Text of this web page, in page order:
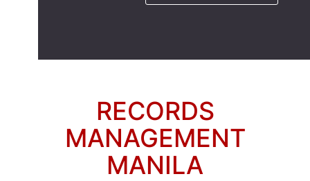
RECORDS
MANAGEMENT
MANILA